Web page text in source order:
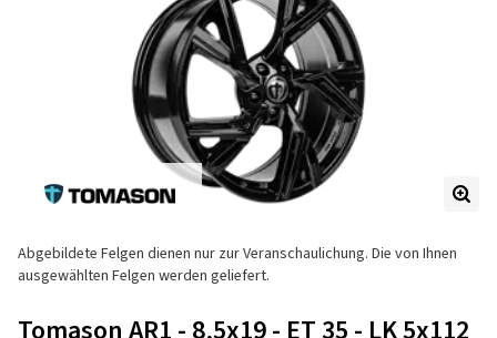
Abgebildete Felgen dienen nur zur Veranschaulichung. Die von Ihnen
ausgewählten Felgen werden geliefert.